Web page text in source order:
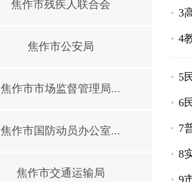
焦作市残疾人联合会
焦作市公安局
焦作市市场监督管理局...
焦作市国防动员办公室...
焦作市交通运输局
3
4
5
6
7
8
9